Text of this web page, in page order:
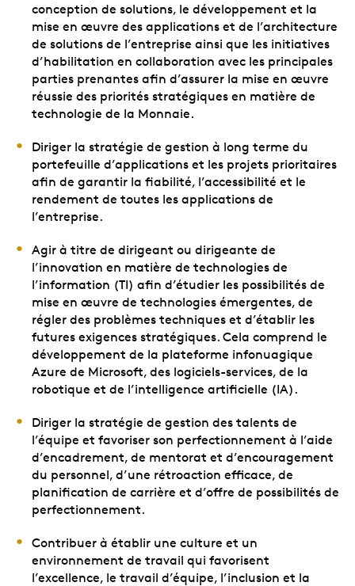
conception de solutions, le développement et la
mise en œuvre des applications et de l’architecture
de solutions de l’entreprise ainsi que les initiatives
d’habilitation en collaboration avec les principales
parties prenantes afin d’assurer la mise en œuvre
réussie des priorités stratégiques en matière de
technologie de la Monnaie.
Diriger la stratégie de gestion à long terme du
portefeuille d’applications et les projets prioritaires
afin de garantir la fiabilité, l’accessibilité et le
rendement de toutes les applications de
l’entreprise.
Agir à titre de dirigeant ou dirigeante de
l’innovation en matière de technologies de
l’information (TI) afin d’étudier les possibilités de
mise en œuvre de technologies émergentes, de
régler des problèmes techniques et d’établir les
futures exigences stratégiques. Cela comprend le
développement de la plateforme infonuagique
Azure de Microsoft, des logiciels-services, de la
robotique et de l’intelligence artificielle (IA).
Diriger la stratégie de gestion des talents de
l’équipe et favoriser son perfectionnement à l’aide
d’encadrement, de mentorat et d’encouragement
du personnel, d’une rétroaction efficace, de
planification de carrière et d’offre de possibilités de
perfectionnement.
Contribuer à établir une culture et un
environnement de travail qui favorisent
l’excellence, le travail d’équipe, l’inclusion et la